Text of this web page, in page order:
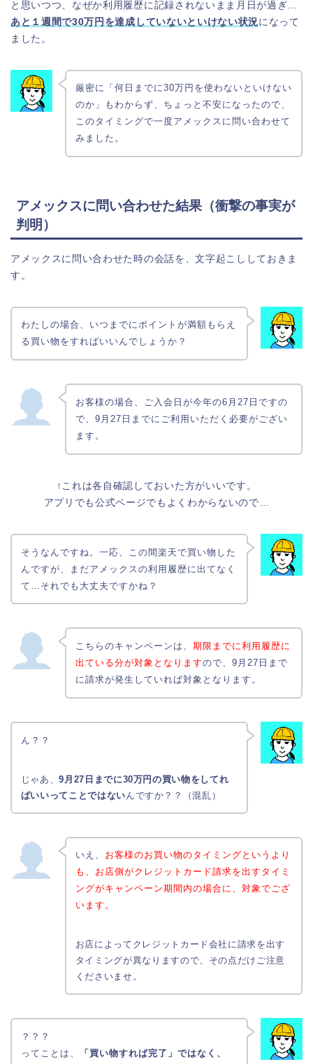
と思いつつ、なぜか利用履歴に記録されないまま月日が過ぎ…
あと１週間で30万円を達成していないといけない状況になって
ました。
厳密に「何日までに30万円を使わないといけない
のか」もわからず、ちょっと不安になったので、
このタイミングで一度アメックスに問い合わせて
みました。
アメックスに問い合わせた結果（衝撃の事実が
判明）
アメックスに問い合わせた時の会話を、文字起こししておきま
す。
わたしの場合、いつまでにポイントが満額もらえ
る買い物をすればいいんでしょうか？
お客様の場合、ご入会日が今年の6月27日ですの
で、9月27日までにご利用いただく必要がござい
ます。
↑これは各自確認しておいた方がいいです。
アプリでも公式ページでもよくわからないので…
そうなんですね。一応、この間楽天で買い物した
んですが、まだアメックスの利用履歴に出てなく
て…それでも大丈夫ですかね？
こちらのキャンペーンは、 期限までに利用履歴に
出ている分が対象となりますので、9月27日まで
に請求が発生していれば対象となります。
ん？？
じゃあ、9月27日までに30万円の買い物をしてれ
ばいいってことではない んですか？？（混乱）
いえ、 お客様のお買い物のタイミングというより
も、お店側がクレジットカード請求を出すタイミ
ングがキャンペーン期間内の場合に、対象でござ
います。
お店によってクレジットカード会社に請求を出す
タイミングが異なりますので、その点だけご注意
くださいませ。
？？？
ってことは、
「買い物すれば完了」ではなく、